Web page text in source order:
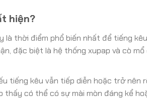
hiện?
là thời điểm phổ biến nhất để tiếng
đặc biệt là hệ thống xupap và cò
tiếng kêu vẫn tiếp diễn hoặc trở nên
thấy có thể có sự mài mòn đáng kể